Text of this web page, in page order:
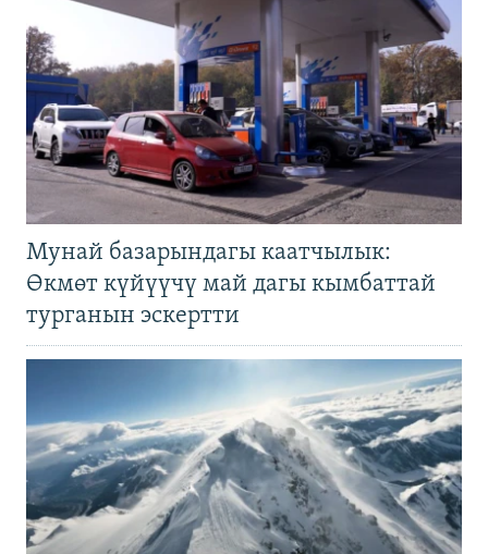
Мунай базарындагы каатчылык:
Өкмөт күйүүчү май дагы кымбаттай
турганын эскертти